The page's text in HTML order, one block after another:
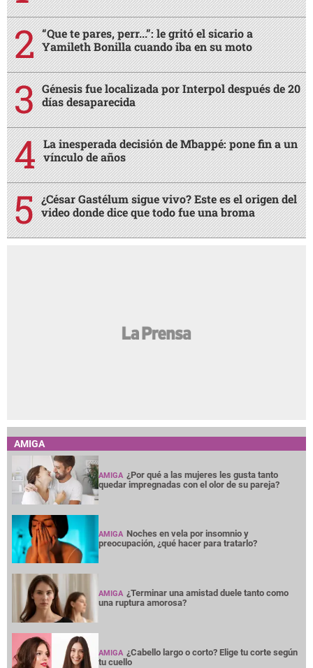
“Que te pares, perr...”: le gritó el sicario a
Yamileth Bonilla cuando iba en su moto
Génesis fue localizada por Interpol después de 20
días desaparecida
La inesperada decisión de Mbappé: pone fin a un
vínculo de años
¿César Gastélum sigue vivo? Este es el origen del
video donde dice que todo fue una broma
AMIGA
AMIGA ¿Por qué a las mujeres les gusta tanto
quedar impregnadas con el olor de su pareja?
AMIGA Noches en vela por insomnio y
preocupación, ¿qué hacer para tratarlo?
AMIGA ¿Terminar una amistad duele tanto como
una ruptura amorosa?
AMIGA ¿Cabello largo o corto? Elige tu corte según
tu cuello